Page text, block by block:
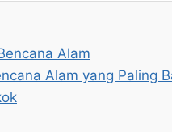
Alam
Alam yang Paling